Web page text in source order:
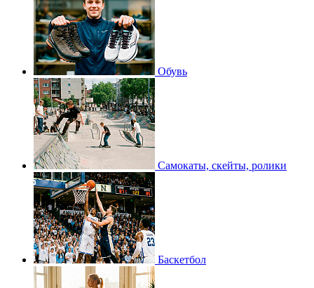
Обувь
Самокаты, скейты, ролики
Баскетбол